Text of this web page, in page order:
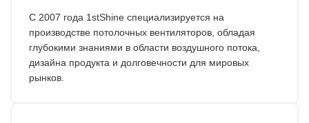
С 2007 года 1stShine специализируется на
производстве потолочных вентиляторов, обладая
глубокими знаниями в области воздушного потока,
дизайна продукта и долговечности для мировых
рынков.